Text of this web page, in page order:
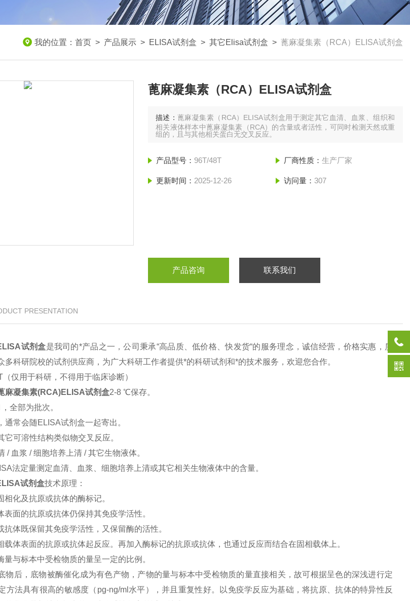
我的位置： 首页 > 产品展示 > ELISA试剂盒 > 其它Elisa试剂盒 > 蓖麻凝集素（RCA）ELISA试剂盒
蓖麻凝集素（RCA）ELISA试剂盒
描述： 蓖麻凝集素（RCA）ELISA试剂盒用于测定其它血清、血浆、组织和
相关液体样本中蓖麻凝集素（RCA）的含量或者活性，可同时检测天然或重
组的，且与其他相关蛋白无交叉反应。
产品型号： 96T/48T 厂商性质： 生产厂家
更新时间： 2025-12-26 访问量： 307
产品咨询 联系我们
PRESENTATION
试剂盒是我司的*产品之一，公司秉承“高品质、低价格、快发货“的服务理念，诚信经营，价格实惠，质
多科研院校的试剂供应商，为广大科研工作者提供*的科研试剂和*的技术服务，欢迎您合作。
（仅用于科研，不得用于临床诊断）
麻凝集素(RCA)ELISA试剂盒2-8 ℃保存。
全部为批次。
通常会随ELISA试剂盒一起寄出。
它可溶性结构类似物交叉反应。
/ 血浆 / 细胞培养上清 / 其它生物液体。
法定量测定血清、血浆、细胞培养上清或其它相关生物液体中的含量。
试剂盒技术原理：
相化及抗原或抗体的酶标记。
表面的抗原或抗体仍保持其免疫学活性。
抗体既保留其免疫学活性，又保留酶的活性。
载体表面的抗原或抗体起反应。再加入酶标记的抗原或抗体，也通过反应而结合在固相载体上。
量与标本中受检物质的量呈一定的比例。
物后，底物被酶催化成为有色产物，产物的量与标本中受检物质的量直接相关，故可根据呈色的深浅进行定
方法具有很高的敏感度（pg-ng/ml水平），并且重复性好。以免疫学反应为基础，将抗原、抗体的特异性反